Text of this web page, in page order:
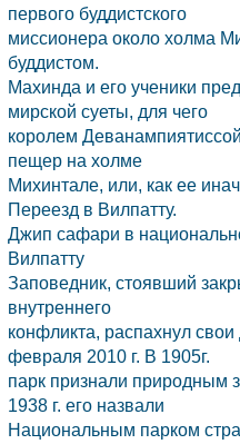
первого буддистского
миссионера около холма
буддистом.
Махинда и его ученики
мирской суеты, для чего
королем
пещер на холме
Михинтале, или, как ее
Переезд в Вилпатту.
Джип сафари в
Вилпатту
Заповедник, стоявший
внутреннего
конфликта, распахнул
февраля 2010 г. В 1905г.
парк признали природным
1938 г. его назвали
Национальным парком